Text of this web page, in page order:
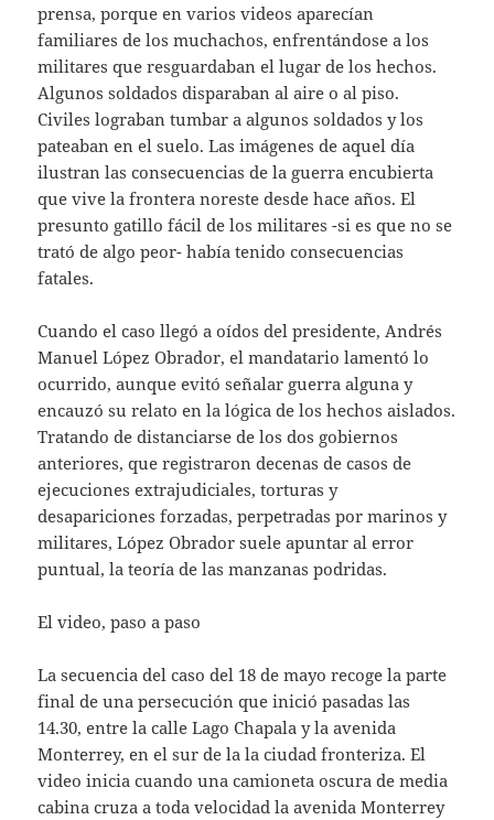
prensa, porque en varios videos aparecían
familiares de los muchachos, enfrentándose a los
militares que resguardaban el lugar de los hechos.
Algunos soldados disparaban al aire o al piso.
Civiles lograban tumbar a algunos soldados y los
pateaban en el suelo. Las imágenes de aquel día
ilustran las consecuencias de la guerra encubierta
que vive la frontera noreste desde hace años. El
presunto gatillo fácil de los militares -si es que no se
trató de algo peor- había tenido consecuencias
fatales.
Cuando el caso llegó a oídos del presidente, Andrés
Manuel López Obrador, el mandatario lamentó lo
ocurrido, aunque evitó señalar guerra alguna y
encauzó su relato en la lógica de los hechos aislados.
Tratando de distanciarse de los dos gobiernos
anteriores, que registraron decenas de casos de
ejecuciones extrajudiciales, torturas y
desapariciones forzadas, perpetradas por marinos y
militares, López Obrador suele apuntar al error
puntual, la teoría de las manzanas podridas.
El video, paso a paso
La secuencia del caso del 18 de mayo recoge la parte
final de una persecución que inició pasadas las
14.30, entre la calle Lago Chapala y la avenida
Monterrey, en el sur de la la ciudad fronteriza. El
video inicia cuando una camioneta oscura de media
cabina cruza a toda velocidad la avenida Monterrey